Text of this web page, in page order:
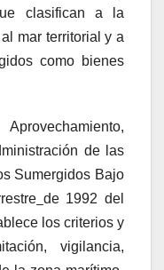
clasifican a la
mar territorial y a
como bienes
de las
Sumergidos Bajo
de 1992 del
los criterios y
vigilancia,